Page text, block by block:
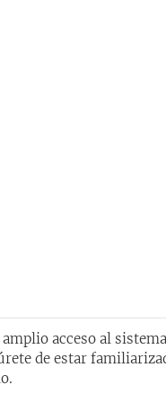
acceso al
de estar